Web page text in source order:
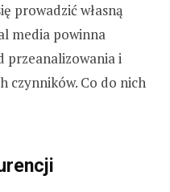
prowadzić własną
media powinna
przeanalizowania i
czynników. Co do nich